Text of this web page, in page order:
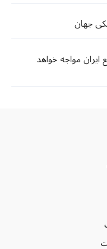
جهان
مواجه خواهد